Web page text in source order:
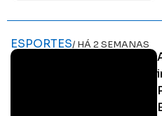
ESPORTES/ HÁ 2 SEMANAS